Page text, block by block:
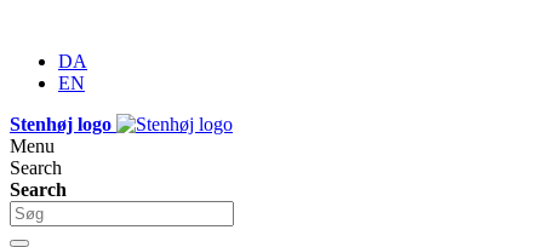
DA
EN
Stenhøj logo
Menu
Search
Search